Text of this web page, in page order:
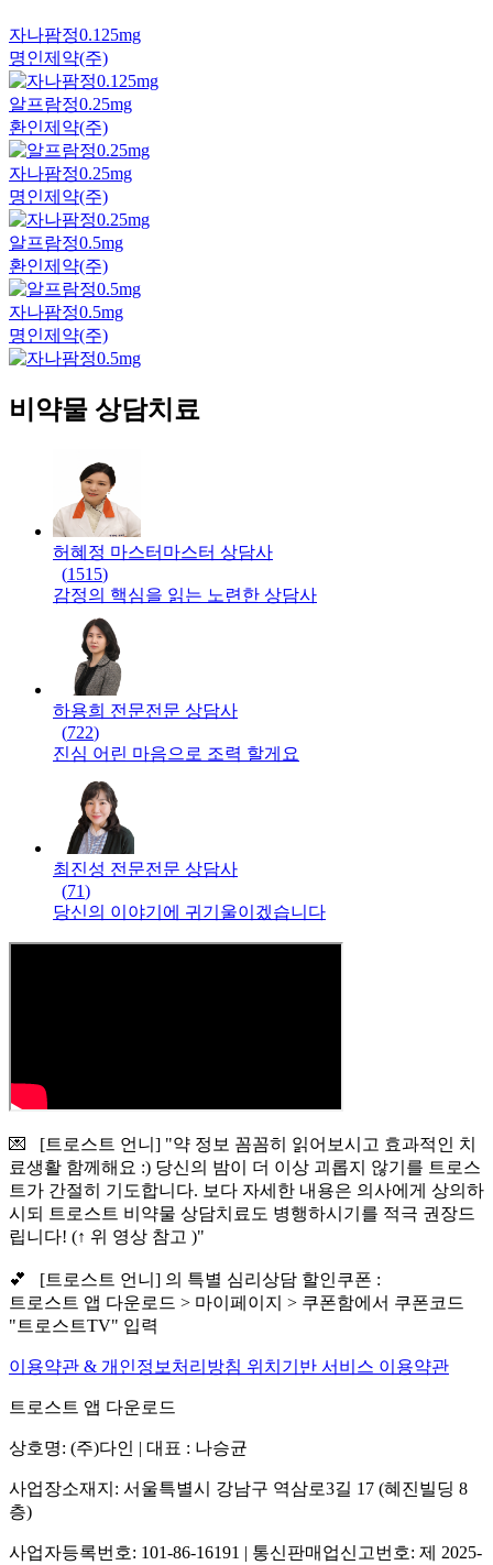
자나팜정0.125mg
명인제약(주)
알프람정0.25mg
환인제약(주)
자나팜정0.25mg
명인제약(주)
알프람정0.5mg
환인제약(주)
자나팜정0.5mg
명인제약(주)
비약물 상담치료
허혜정 마스터 마스터 상담사
(1515)
감정의 핵심을 읽는 노련한 상담사
하용희 전문전문 상담사
(722)
진심 어린 마음으로 조력 할게요
최진성 전문전문 상담사
(71)
당신의 이야기에 귀기울이겠습니다
💌 [트로스트 언니] "약 정보 꼼꼼히 읽어보시고 효과적인 치
료생활 함께해요 :) 당신의 밤이 더 이상 괴롭지 않기를 트로스
트가 간절히 기도합니다. 보다 자세한 내용은 의사에게 상의하
시되 트로스트 비약물 상담치료도 병행하시기를 적극 권장드
립니다! (↑ 위 영상 참고 )"
💕 [트로스트 언니] 의 특별 심리상담 할인쿠폰 :
트로스트 앱 다운로드 > 마이페이지 > 쿠폰함에서 쿠폰코드
"트로스트TV" 입력
이용약관 & 개인정보처리방침 위치기반 서비스 이용약관
트로스트 앱 다운로드
상호명: (주)다인 | 대표 : 나승균
사업장소재지: 서울특별시 강남구 역삼로3길 17 (혜진빌딩 8
층)
사업자등록번호: 101-86-16191 | 통신판매업신고번호: 제 2025-